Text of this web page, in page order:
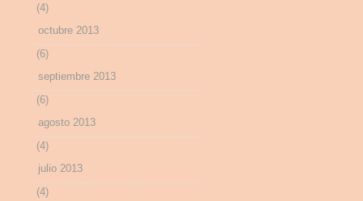
(4)
octubre 2013
(6)
septiembre 2013
(6)
agosto 2013
(4)
julio 2013
(4)